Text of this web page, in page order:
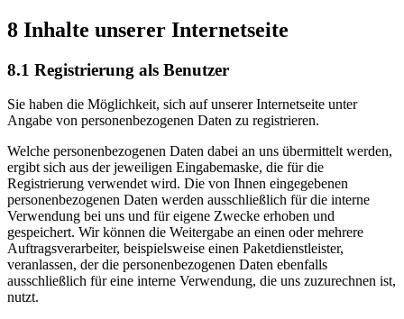
8 Inhalte unserer Internetseite
8.1 Registrierung als Benutzer
Sie haben die Möglichkeit, sich auf unserer Internetseite unter
Angabe von personenbezogenen Daten zu registrieren.
Welche personenbezogenen Daten dabei an uns übermittelt werden,
ergibt sich aus der jeweiligen Eingabemaske, die für die
Registrierung verwendet wird. Die von Ihnen eingegebenen
personenbezogenen Daten werden ausschließlich für die interne
Verwendung bei uns und für eigene Zwecke erhoben und
gespeichert. Wir können die Weitergabe an einen oder mehrere
Auftragsverarbeiter, beispielsweise einen Paketdienstleister,
veranlassen, der die personenbezogenen Daten ebenfalls
ausschließlich für eine interne Verwendung, die uns zuzurechnen ist,
nutzt.